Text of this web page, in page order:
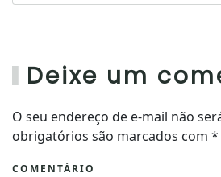
Deixe um
O seu endereço de e-mail não
obrigatórios são marcados com *
COMENTÁRIO